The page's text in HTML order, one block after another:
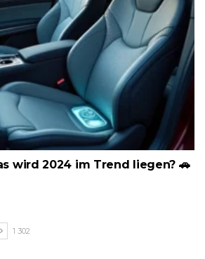
wird 2024 im Trend liegen? 🚗
1 302